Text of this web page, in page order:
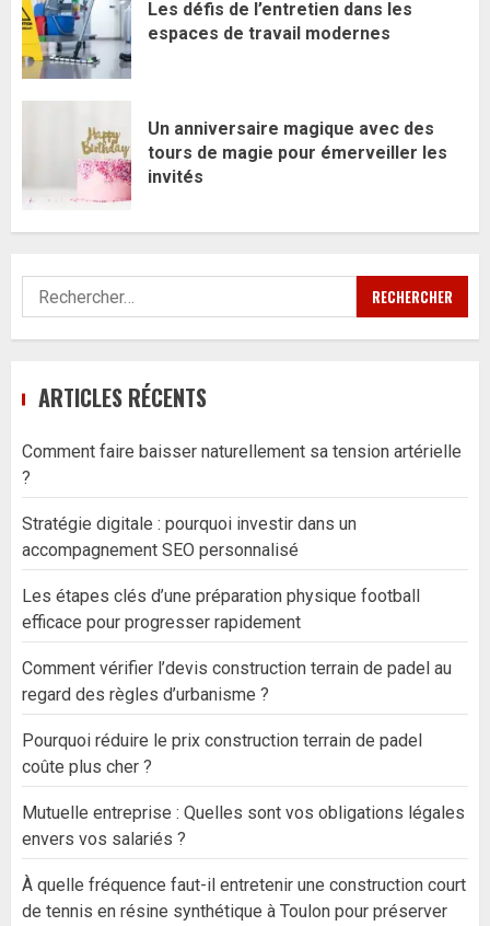
Les défis de l’entretien dans les
espaces de travail modernes
Un anniversaire magique avec des
tours de magie pour émerveiller les
invités
Rechercher :
ARTICLES RÉCENTS
Comment faire baisser naturellement sa tension artérielle
?
Stratégie digitale : pourquoi investir dans un
accompagnement SEO personnalisé
Les étapes clés d’une préparation physique football
efficace pour progresser rapidement
Comment vérifier l’devis construction terrain de padel au
regard des règles d’urbanisme ?
Pourquoi réduire le prix construction terrain de padel
coûte plus cher ?
Mutuelle entreprise : Quelles sont vos obligations légales
envers vos salariés ?
À quelle fréquence faut-il entretenir une construction court
de tennis en résine synthétique à Toulon pour préserver